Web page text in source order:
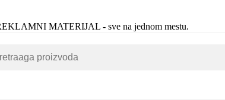
MATERIJAL - sve na jednom mestu.